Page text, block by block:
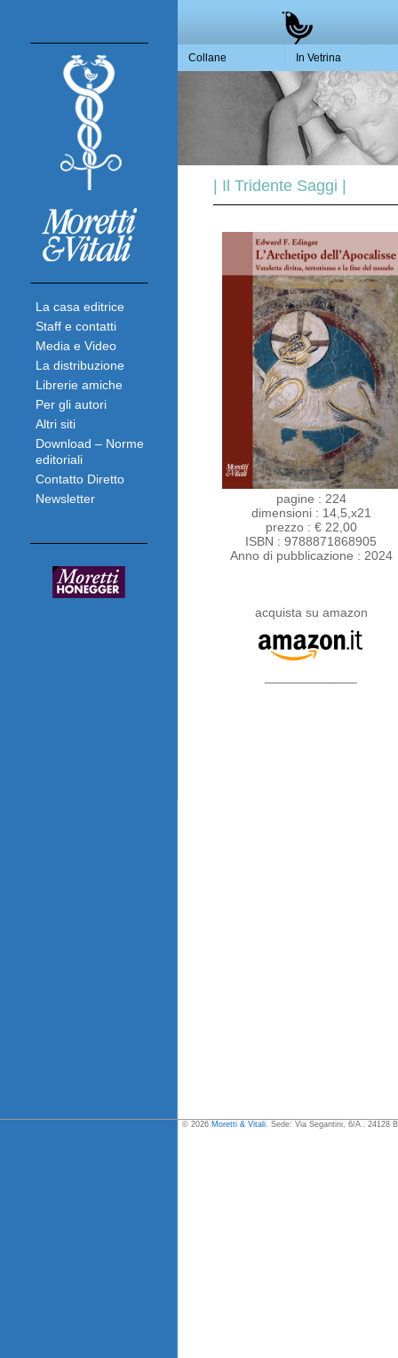
La casa editrice
Staff e contatti
Media e Video
La distribuzione
Librerie amiche
Per gli autori
Altri siti
Download – Norme
editoriali
Contatto Diretto
Newsletter
Collane In Vetrina
| Il Tridente Saggi |
pagine : 224
dimensioni : 14,5,x21
prezzo : € 22,00
ISBN : 9788871868905
Anno di pubblicazione : 2024
acquista su amazon
© 2026 Moretti & Vitali . Sede: Via Segantini, 6/A . 24128